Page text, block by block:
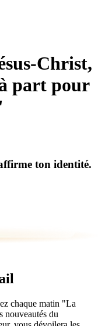
Christ,
part pour
ton identité.
chaque matin "La
nouveautés du